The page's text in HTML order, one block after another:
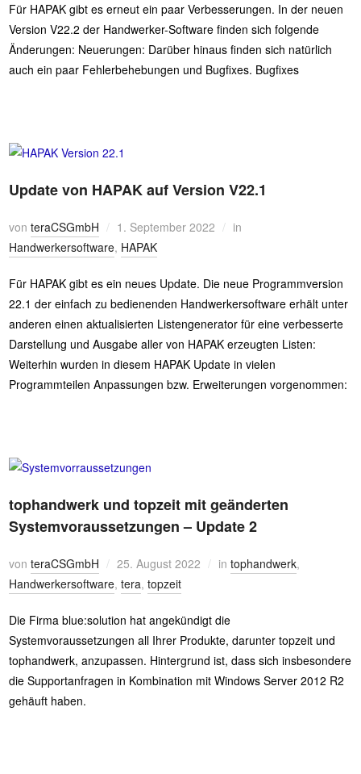
Für HAPAK gibt es erneut ein paar Verbesserungen. In der neuen
Version V22.2 der Handwerker-Software finden sich folgende
Änderungen: Neuerungen: Darüber hinaus finden sich natürlich
auch ein paar Fehlerbehebungen und Bugfixes. Bugfixes
Update von HAPAK auf Version V22.1
vonteraCSGmbH 1. September 2022
in
Handwerkersoftware, HAPAK
Für HAPAK gibt es ein neues Update. Die neue Programmversion
22.1 der einfach zu bedienenden Handwerkersoftware erhält unter
anderen einen aktualisierten Listengenerator für eine verbesserte
Darstellung und Ausgabe aller von HAPAK erzeugten Listen:
Weiterhin wurden in diesem HAPAK Update in vielen
Programmteilen Anpassungen bzw. Erweiterungen vorgenommen:
tophandwerk und topzeit mit geänderten
Systemvoraussetzungen – Update 2
vonteraCSGmbH 25. August 2022 intophandwerk,
Handwerkersoftware,tera,topzeit
Die Firma blue:solution hat angekündigt die
Systemvoraussetzungen all Ihrer Produkte, darunter topzeit und
tophandwerk, anzupassen. Hintergrund ist, dass sich insbesondere
die Supportanfragen in Kombination mit Windows Server 2012 R2
gehäuft haben.